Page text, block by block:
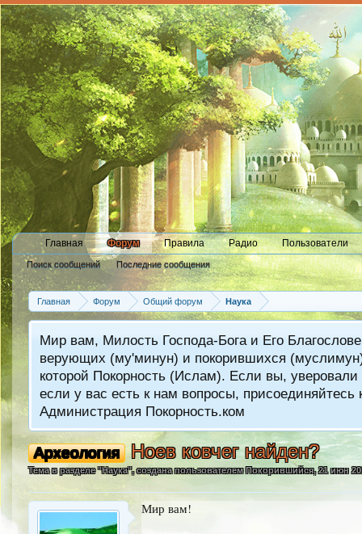
Главная Форум
Поиск сообщений Последние сообщения
Правила Радио Пользователи
Главная Форум Общий форум Наука
Мир вам, Милость Господа-Бога и Его
верующих (му'минун) и покорившихся
которой Покорность (Ислам). Если вы,
если у вас есть к нам вопросы,
Администрация Покорность.ком
Археология Ноев ковчег найден?
Тема в разделе "Наука", создана пользователемПокорившийся,21 июн
Мир вам!